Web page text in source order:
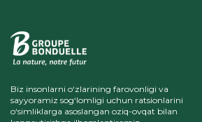
Biz insonlarni o‘zlarining farovonligi va
sayyoramiz sog‘lomligi uchun ratsionlarini
o‘simliklarga asoslangan oziq-ovqat bilan